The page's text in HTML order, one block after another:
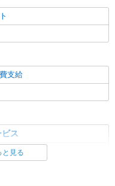
支給
ス
ニ・スーパー
と見る